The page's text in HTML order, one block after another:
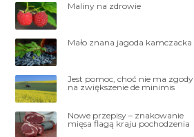
Maliny na zdrowie
Mało znana jagoda kamczacka
Jest pomoc, choć nie ma zgody
na zwiększenie de minimis
Nowe przepisy – znakowanie
mięsa flagą kraju pochodzenia